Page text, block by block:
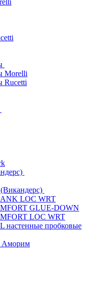
Morelli
Rucetti
LOC WRT
GLUE-DOWN
LOC WRT
настенные пробковые
Аморим